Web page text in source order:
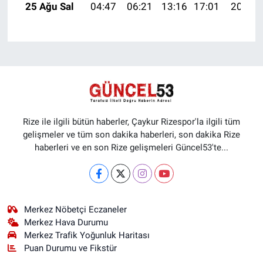
25 Ağu Sal
04:47 06:21 13:16 17:01 20:02
Rize ile ilgili bütün haberler, Çaykur Rizespor'la ilgili tüm
gelişmeler ve tüm son dakika haberleri, son dakika Rize
haberleri ve en son Rize gelişmeleri Güncel53'te...
Merkez Nöbetçi Eczaneler
Merkez Hava Durumu
Merkez Trafik Yoğunluk Haritası
Puan Durumu ve Fikstür